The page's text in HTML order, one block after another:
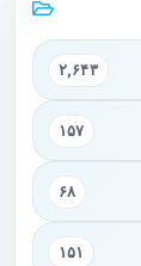
۲,۶۴۳
۱۵۷
۶۸
۱۵۱